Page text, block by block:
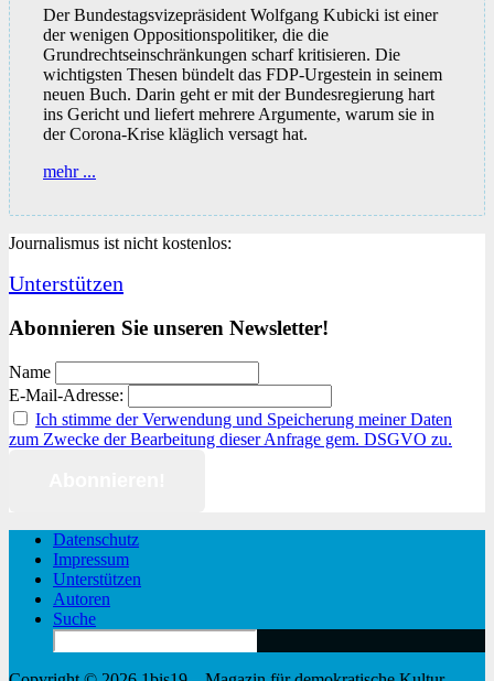
Der Bundestagsvizepräsident Wolfgang Kubicki ist einer
der wenigen Oppositionspolitiker, die die
Grundrechtseinschränkungen scharf kritisieren. Die
wichtigsten Thesen bündelt das FDP-Urgestein in seinem
neuen Buch. Darin geht er mit der Bundesregierung hart
ins Gericht und liefert mehrere Argumente, warum sie in
der Corona-Krise kläglich versagt hat.
mehr ...
(2021)»
Journalismus ist nicht kostenlos:
Unterstützen
Abonnieren Sie unseren Newsletter!
Name
E-Mail-Adresse:
Ich stimme der Verwendung und Speicherung meiner Daten
zum Zwecke der Bearbeitung dieser Anfrage gem. DSGVO zu.
Datenschutz
Impressum
Unterstützen
Autoren
Suche
Search
for: